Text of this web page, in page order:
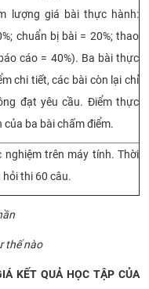
lượng giá bài thực hành:
chuẩn bị bài = 20%; thao
cáo = 40%). Ba bài thực
chi tiết, các bài còn lại chỉ
đạt yêu cầu. Điểm thực
của ba bài chấm điểm.
trên máy tính. Thời
thi 60 câu.
thế nào
KẾT QUẢ HỌC TẬP CỦA